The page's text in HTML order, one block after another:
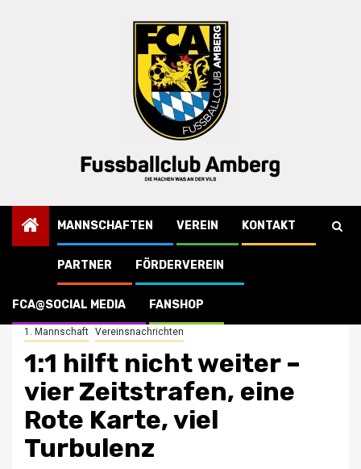
MANNSCHAFTEN VEREIN KONTAKT
PARTNER FÖRDERVEREIN
FCA@SOCIAL MEDIA FANSHOP
Vereinsnachrichten
1:1 hilft nicht weiter – vier Zeitstrafen, eine Rote Karte, viel Turbulenz
1. Mannschaft Vereinsnachrichten
1:1 hilft nicht weiter –
vier Zeitstrafen, eine
Rote Karte, viel
Turbulenz